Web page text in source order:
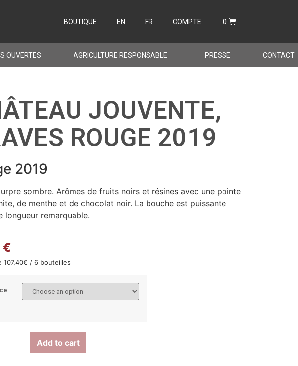
BOUTIQUE EN FR COMPTE
OUVERTES AGRICULTURE RESPONSABLE PRESSE CONTACT
JOUVENTE,
ROUGE 2019
2019
sombre. Arômes de fruits noirs et résines avec une pointe
de menthe et de chocolat noir. La bouche est puissante
longueur remarquable.
€
107,40€ / 6 bouteilles
Add to cart